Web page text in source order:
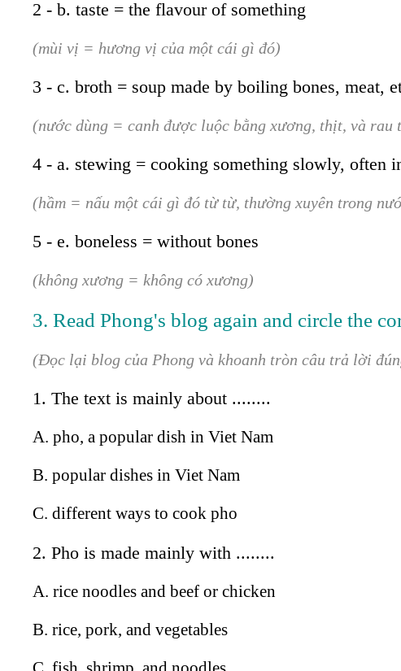
2 - b. taste = the flavour of something
(mùi vị = hương vị của một cái gì đó)
3 - c. broth = soup made by boiling bones, meat,
(nước dùng = canh được luộc bằng xương, thịt, và rau
4 - a. stewing = cooking something slowly, often
(hầm = nấu một cái gì đó từ từ, thường xuyên trong
5 - e. boneless = without bones
(không xương = không có xương)
3. Read Phong's blog again and circle the
(Đọc lại blog của Phong và khoanh tròn câu trả lời
1. The text is mainly about ........
A. pho, a popular dish in Viet Nam
B. popular dishes in Viet Nam
C. different ways to cook pho
2. Pho is made mainly with ........
A. rice noodles and beef or chicken
B. rice, pork, and vegetables